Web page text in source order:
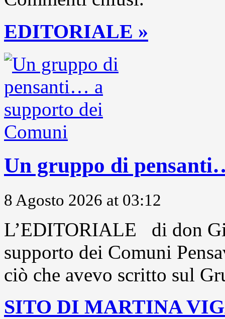
EDITORIALE »
Un gruppo di
8 Agosto 2026 at 03:12
L’EDITORIALE di don
supporto dei Comuni
ciò che avevo scritto sul
SITO DI MARTINA